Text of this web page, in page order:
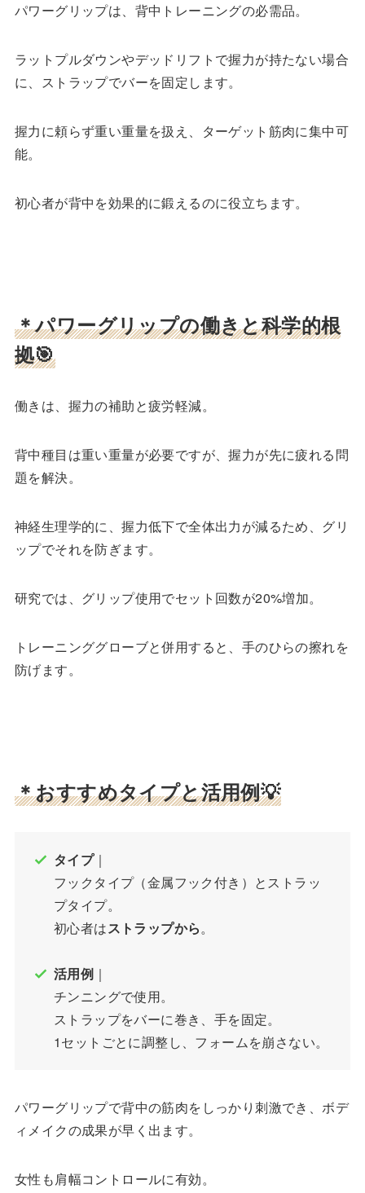
パワーグリップは、背中トレーニングの必需品。
ラットプルダウンやデッドリフトで握力が持たない場合
に、ストラップでバーを固定します。
握力に頼らず重い重量を扱え、ターゲット筋肉に集中可
能。
初心者が背中を効果的に鍛えるのに役立ちます。
＊パワーグリップの働きと科学的根
拠🎯
働きは、握力の補助と疲労軽減。
背中種目は重い重量が必要ですが、握力が先に疲れる問
題を解決。
神経生理学的に、握力低下で全体出力が減るため、グリ
ップでそれを防ぎます。
研究では、グリップ使用でセット回数が20%増加。
トレーニンググローブと併用すると、手のひらの擦れを
防げます。
＊おすすめタイプと活用例💡
タイプ｜
フックタイプ（金属フック付き）とストラッ
プタイプ。
初心者はストラップから。
活用例 ｜
チンニングで使用。
ストラップをバーに巻き、手を固定。
1セットごとに調整し、フォームを崩さない。
パワーグリップで背中の筋肉をしっかり刺激でき、ボデ
ィメイクの成果が早く出ます。
女性も肩幅コントロールに有効。